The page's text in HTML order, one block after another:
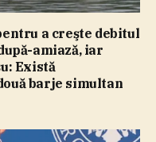
a creşte debitul
amiază, iar
Există
barje simultan